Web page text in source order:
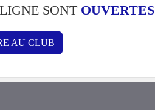
SONT OUVERTES
AU CLUB